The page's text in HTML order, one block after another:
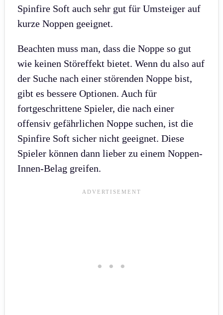
Spinfire Soft auch sehr gut für Umsteiger auf
kurze Noppen geeignet.
Beachten muss man, dass die Noppe so gut
wie keinen Störeffekt bietet. Wenn du also auf
der Suche nach einer störenden Noppe bist,
gibt es bessere Optionen. Auch für
fortgeschrittene Spieler, die nach einer
offensiv gefährlichen Noppe suchen, ist die
Spinfire Soft sicher nicht geeignet. Diese
Spieler können dann lieber zu einem Noppen-
Innen-Belag greifen.